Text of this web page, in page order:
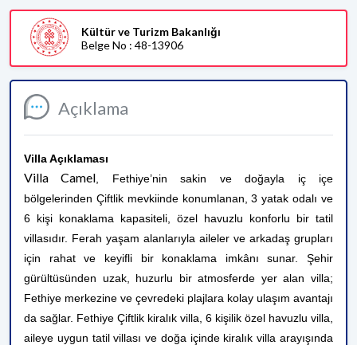
Açıklama
Villa Açıklaması
Villa Camel , Fethiye’nin sakin ve doğayla iç içe
bölgelerinden Çiftlik mevkiinde konumlanan, 3 yatak odalı ve
6 kişi konaklama kapasiteli, özel havuzlu konforlu bir tatil
villasıdır. Ferah yaşam alanlarıyla aileler ve arkadaş grupları
için rahat ve keyifli bir konaklama imkânı sunar. Şehir
gürültüsünden uzak, huzurlu bir atmosferde yer alan villa;
Fethiye merkezine ve çevredeki plajlara kolay ulaşım avantajı
da sağlar. Fethiye Çiftlik kiralık villa, 6 kişilik özel havuzlu villa,
aileye uygun tatil villası ve doğa içinde kiralık villa arayışında
Kültür ve Turizm Bakanlığı
Belge No : 48-13906